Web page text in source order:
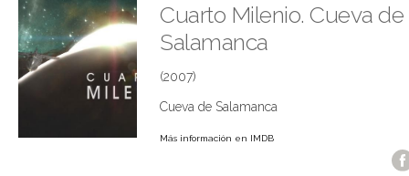
Cuarto Milenio. Cueva de
Salamanca
(2007)
Cueva de Salamanca
Más información en IMDB